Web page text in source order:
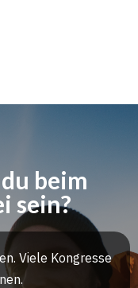
beim
sein?
Viele Kongresse